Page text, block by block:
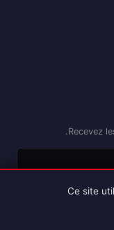
Recevez
🍪 Ce site